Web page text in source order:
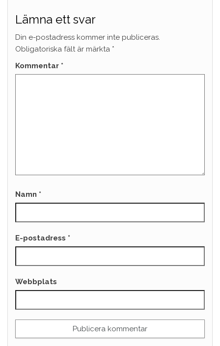
Lämna ett svar
Din e-postadress kommer inte publiceras.
Obligatoriska fält är märkta *
Kommentar *
Namn *
E-postadress *
Webbplats